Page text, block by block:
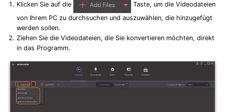
Klicken Sie auf die
Taste, um die Videodateien
von Ihrem PC zu durchsuchen und auszuwählen, die hinzugefügt
werden sollen.
Ziehen Sie die Videodateien, die Sie konvertieren möchten, direkt
in das Programm.